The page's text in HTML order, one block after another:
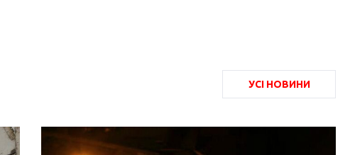
УСІ НОВИНИ